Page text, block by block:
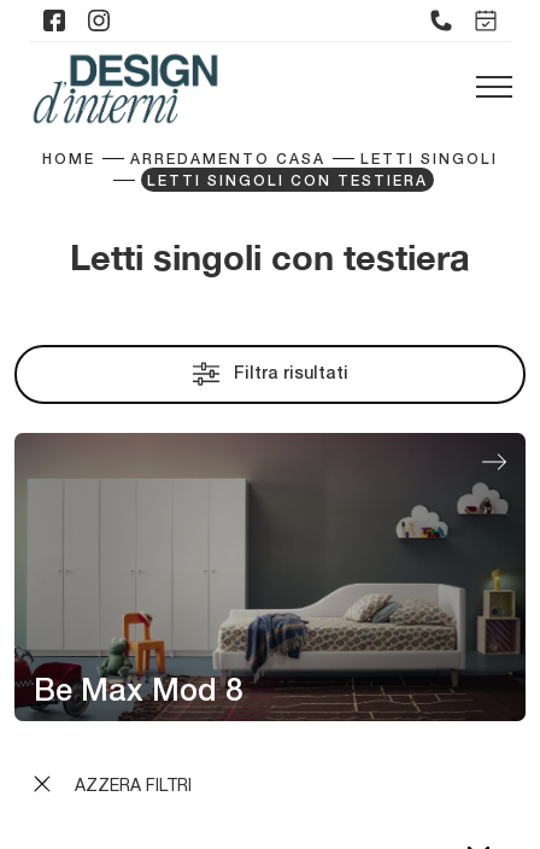
HOME ARREDAMENTO CASA
LETTI SINGOLI
LETTI SINGOLI CON TESTIERA
Letti singoli con testiera
AZZERA FILTRI
Filtra risultati
Be Max Mod 8